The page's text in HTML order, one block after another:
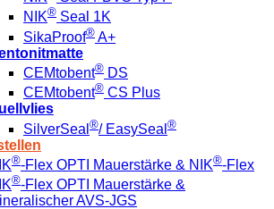
NIK® Seal 1K
SikaProof® A+
CEMtobent® DS
CEMtobent® CS Plus
SilverSeal ®/ EasySeal ®
®-Flex OPTI Mauerstärke & NIK®-Flex
®-Flex OPTI Mauerstärke &
AVS-JGS